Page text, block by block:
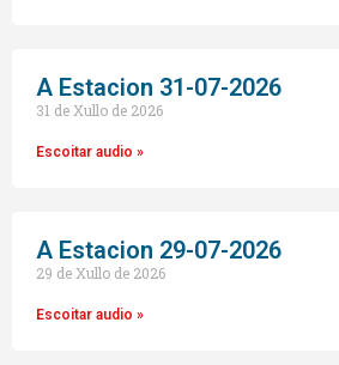
A Estacion 31-07-2026
31 de Xullo de 2026
Escoitar audio »
A Estacion 29-07-2026
29 de Xullo de 2026
Escoitar audio »